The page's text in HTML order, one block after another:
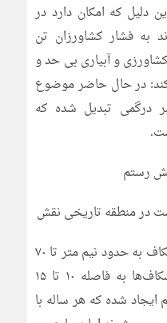
دلیل که امکان دارد در
به فشار کشاورزان تن
و آبیاری بی حد و
در حال حاضر موضوع
تبدیل شده که
در منطقه تاریخی نقش
رستم واقع شده که پهنای این شکاف به حدود نیم متر تا ۷۰
سانت می‌رسد، می‌گوید: این شکاف‌ها به فاصله ۱۰ تا ۱۵
شده که هر ساله با